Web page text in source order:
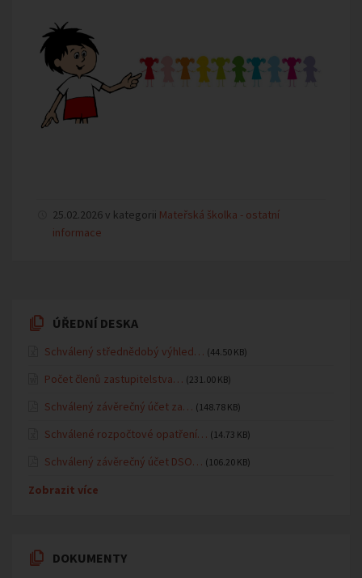
25.02.2026 v kategorii Mateřská školka - ostatní
informace
ÚŘEDNÍ DESKA
Schválený střednědobý výhled… (44.50 KB)
Počet členů zastupitelstva… (231.00 KB)
Schválený závěrečný účet za… (148.78 KB)
Schválené rozpočtové opatření… (14.73 KB)
Schválený závěrečný účet DSO… (106.20 KB)
Zobrazit více
DOKUMENTY